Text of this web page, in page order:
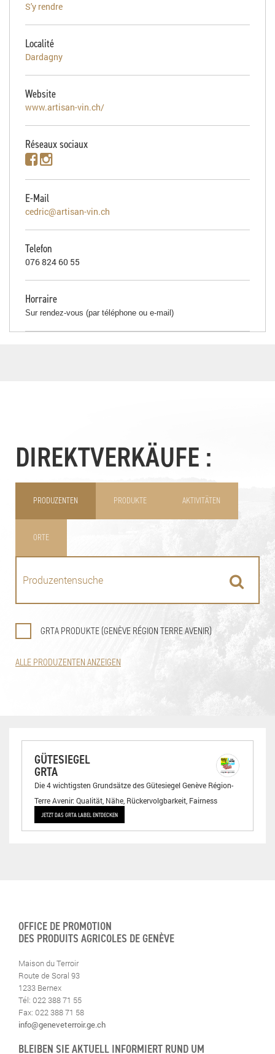
S'y rendre
Localité
Dardagny
Website
www.artisan-vin.ch/
Réseaux sociaux
E-Mail
cedric@artisan-vin.ch
Telefon
076 824 60 55
Horraire
Sur rendez-vous (par téléphone ou e-mail)
DIREKTVERKÄUFE :
PRODUZENTEN PRODUKTE AKTIVITÄTEN
ORTE
GRTA PRODUKTE (GENÈVE RÉGION TERRE AVENIR)
ALLE PRODUZENTEN ANZEIGEN
GÜTESIEGEL
GRTA
Die 4 wichtigsten Grundsätze des Gütesiegel Genève Région-
Terre Avenir: Qualität, Nähe, Rückervolgbarkeit, Fairness
JETZT DAS GRTA LABEL ENTDECKEN
OFFICE DE PROMOTION
DES PRODUITS AGRICOLES DE GENÈVE
Maison du Terroir
Route de Soral 93
1233 Bernex
Tél: 022 388 71 55
Fax: 022 388 71 58
info@geneveterroir.ge.ch
BLEIBEN SIE AKTUELL INFORMIERT RUND UM